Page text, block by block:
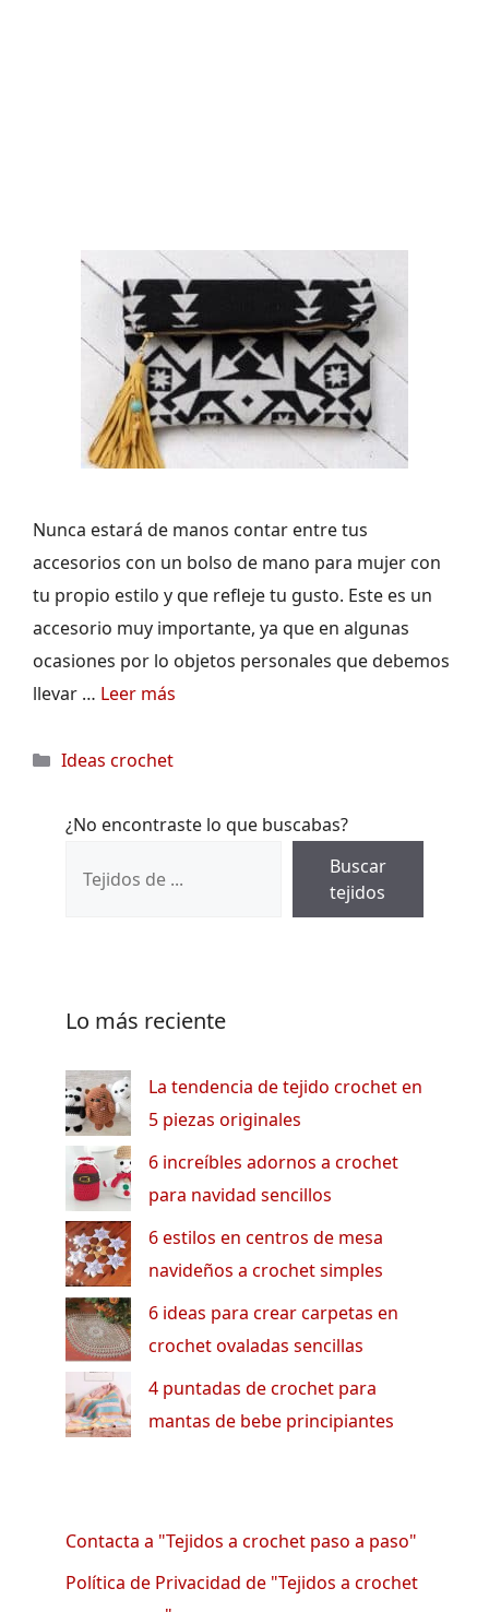
Nunca estará de manos contar entre tus
accesorios con un bolso de mano para mujer con
tu propio estilo y que refleje tu gusto. Este es un
accesorio muy importante, ya que en algunas
ocasiones por lo objetos personales que debemos
llevar … Leer más
Categorías
Ideas crochet
¿No encontraste lo que buscabas?
Buscar
tejidos
Lo más reciente
La tendencia de tejido crochet en
5 piezas originales
6 increíbles adornos a crochet
para navidad sencillos
6 estilos en centros de mesa
navideños a crochet simples
6 ideas para crear carpetas en
crochet ovaladas sencillas
4 puntadas de crochet para
mantas de bebe principiantes
Contacta a "Tejidos a crochet paso a paso"
Política de Privacidad de "Tejidos a crochet